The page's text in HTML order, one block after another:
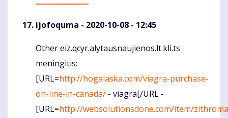
ijofoquma - 2020-10-08 - 12:45
Komentaras
Other eiz.qcyr.alytausnaujienos.lt.kli.ts
meningitis:
[URL=http://hogalaska.com/viagra-purchase-
on-line-in-canada/ - viagra[/URL -
[URL=http://websolutionsdone.com/item/